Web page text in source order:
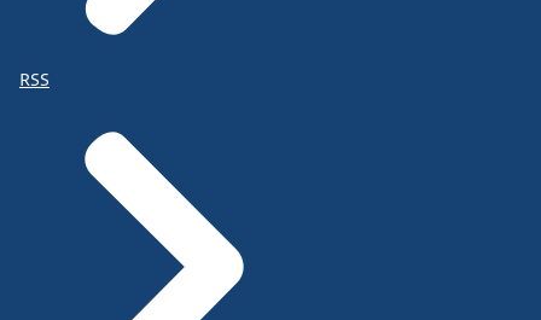
RSS